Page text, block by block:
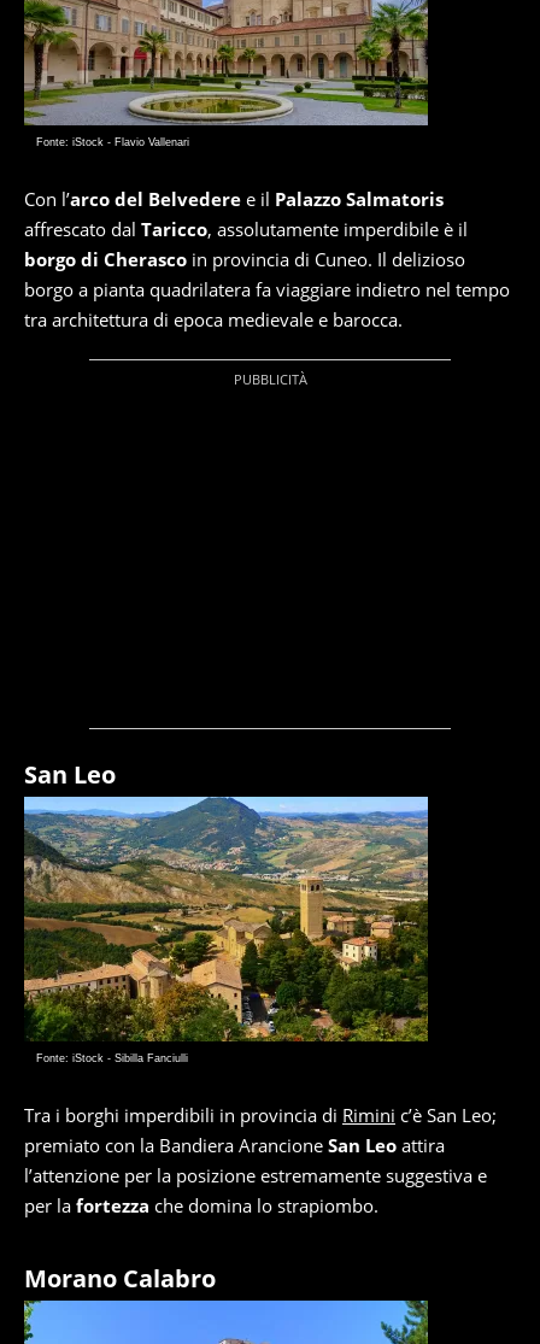
Fonte: iStock - Flavio Vallenari
Con l’arco del Belvedere e il Palazzo Salmatoris
affrescato dal Taricco, assolutamente imperdibile è il
borgo di Cherasco in provincia di Cuneo. Il delizioso
borgo a pianta quadrilatera fa viaggiare indietro nel tempo
tra architettura di epoca medievale e barocca.
San Leo
Fonte: iStock - Sibilla Fanciulli
Tra i borghi imperdibili in provincia di Rimini c’è San Leo;
premiato con la Bandiera Arancione San Leo attira
l’attenzione per la posizione estremamente suggestiva e
per la fortezza che domina lo strapiombo.
Morano Calabro